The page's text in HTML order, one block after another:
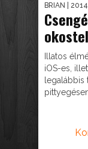
BRIAN |
Illatos
iOS-es,
legalábbis
pittyegésen